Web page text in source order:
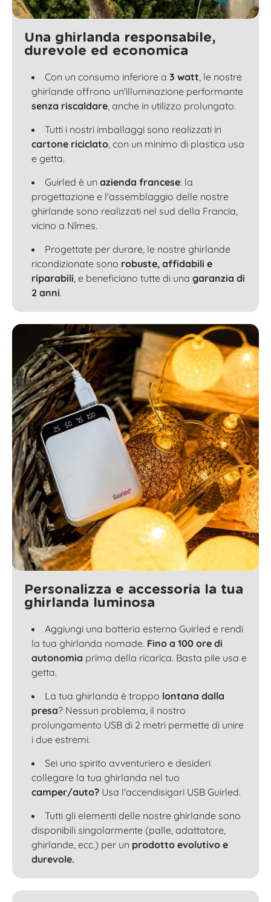
Una ghirlanda responsabile,
durevole ed economica
Con un consumo inferiore a 3 watt, le nostre
ghirlande offrono un'illuminazione performante
senza riscaldare, anche in utilizzo prolungato.
Tutti i nostri imballaggi sono realizzati in
cartone riciclato, con un minimo di plastica usa
e getta.
Guirled è un azienda francese: la
progettazione e l'assemblaggio delle nostre
ghirlande sono realizzati nel sud della Francia,
vicino a Nîmes.
Progettate per durare, le nostre ghirlande
ricondizionate sono robuste, affidabili e
riparabili, e beneficiano tutte di una garanzia di
2 anni.
Personalizza e accessoria la tua
ghirlanda luminosa
Aggiungi una batteria esterna Guirled e rendi
la tua ghirlanda nomade. Fino a 100 ore di
autonomia prima della ricarica. Basta pile usa e
getta.
La tua ghirlanda è troppo lontana dalla
presa? Nessun problema, il nostro
prolungamento USB di 2 metri permette di unire
i due estremi.
Sei uno spirito avventuriero e desideri
collegare la tua ghirlanda nel tuo
camper/auto? Usa l'accendisigari USB Guirled.
Tutti gli elementi delle nostre ghirlande sono
disponibili singolarmente (palle, adattatore,
ghirlande, ecc.) per un prodotto evolutivo e
durevole.